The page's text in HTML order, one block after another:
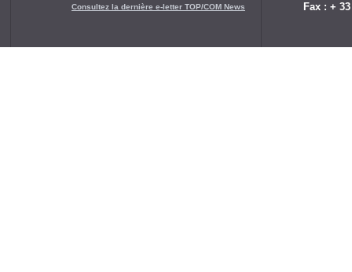
Consultez la dernière e-letter TOP/COM News
Fax : +